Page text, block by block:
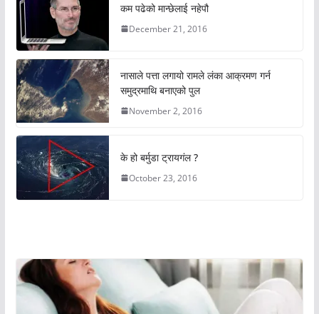
कम पढेको मान्छेलाई नहेपौ
December 21, 2016
नासाले पत्ता लगायो रामले लंका आक्रमण गर्न
समुद्रमाथि बनाएको पुल
November 2, 2016
के हो बर्मुडा ट्रायगंल ?
October 23, 2016